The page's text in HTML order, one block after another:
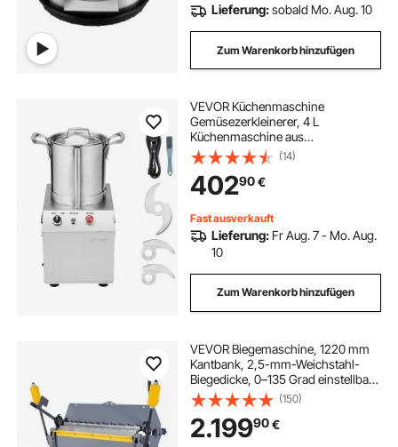
Lieferung:sobald Mo. Aug. 10
Zum Warenkorb hinzufügen
VEVOR Küchenmaschine
Gemüsezerkleinerer, 4 L
Küchenmaschine aus
lebensmittelechtem Edelstahl mit 2
zusätzlichen S-Kurvenklingen,
multifunktional zum Zerkleinern von
Gemüse Obst Getreide Nüssen
(14)
40290€
Fast ausverkauft
Lieferung: Fr Aug. 7 - Mo. Aug.
10
Zum Warenkorb hinzufügen
VEVOR Biegemaschine, 1220 mm
Kantbank, 2,5-mm-Weichstahl-
Biegedicke, 0–135 Grad einstellbar,
Blechbieger,
Schwenkbiegemaschine mit 8
Fingern, Blechbiegemaschine für
präzises Biegen
(150)
2.19990€